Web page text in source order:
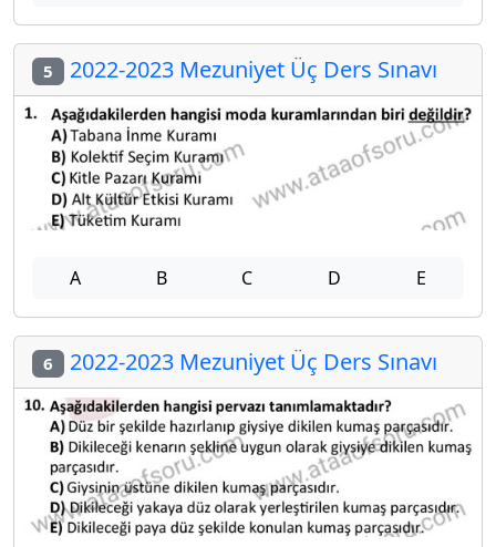
5 2022-2023 Mezuniyet Üç Ders Sınavı
A B C D E
6 2022-2023 Mezuniyet Üç Ders Sınavı